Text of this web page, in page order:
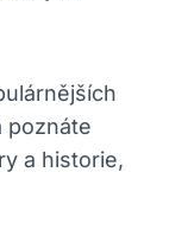
poznáte
a historie,